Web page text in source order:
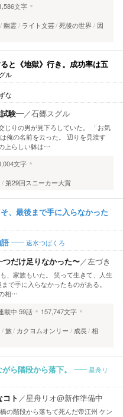
文字
幽霊 ライト文芸 死後の世界
因
と《地獄》行き。成功率は五
ル
な
験―／石郷スグル
じりの男が見下ろしていた。 「お気
俺の名前を云った。 辺りを見渡す
上らしい躰は…
文字
第29回スニーカー大賞
、最後まで手に入らなかった
速水つばくろ
つだけ足りなかった〜／左づき
、家族もいた。 笑って生きて、人生
で手に入らなかったものがある。
相…
載中 59話
157,747文字
旅 カクヨムオンリー 成長 相
ら階段から落下。
星舟リ
ト ／星舟リオ@新作準備中
の階段から落ちて死んだ帝江州 ケン